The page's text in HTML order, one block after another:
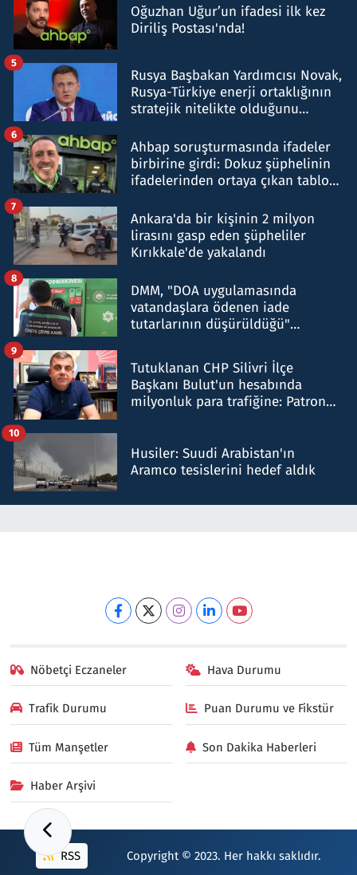
Oğuzhan Uğur’un ifadesi ilk kez
Diriliş Postası'nda!
Rusya Başbakan Yardımcısı Novak,
Rusya-Türkiye enerji ortaklığının
stratejik nitelikte olduğunu
5
Ahbap soruşturmasında ifadeler
birbirine girdi: Dokuz şüphelinin
ifadelerinden ortaya çıkan tablo
6
Ankara'da bir kişinin 2 milyon
lirasını gasp eden şüpheliler
Kırıkkale'de yakalandı
7
DMM, "DOA uygulamasında
vatandaşlara ödenen iade
tutarlarının düşürüldüğü"
8
Tutuklanan CHP Silivri İlçe
Başkanı Bulut'un hesabında
milyonluk para trafiğine: Patron
9
Husiler: Suudi Arabistan'ın
Aramco tesislerini hedef aldık
10
Nöbetçi Eczaneler Hava Durumu
Trafik Durumu Puan Durumu ve Fikstür
Tüm Manşetler Son Dakika Haberleri
Haber Arşivi
RSS Copyright © 2023. Her hakkı saklıdır.